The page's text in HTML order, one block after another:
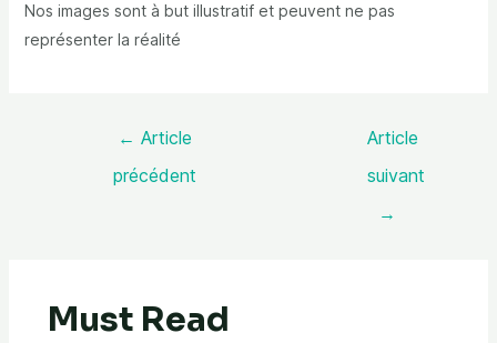
Nos images sont à but illustratif et peuvent ne pas
représenter la réalité
← Article
précédent
Article
suivant
→
Must Read